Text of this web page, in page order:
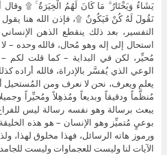
يَشَاءُ وَيَخْتَارُ ۗ مَا كَانَ لَهُمُ الْخِيَرَةُ ۚ ۩ وقال
نَقُولَ لَهُ كُنْ فَيَكُونُ ۩، فإذن الله هنا
التفسير، بعد ذلك ينقطع الذهن
استحال إلى إله وهو مُحال، فالله وحده –
مُحيِّر، لكن في البداية – كما قلت لكم –
الوعي الذي يُفسَّر بالإدراة، فالله أراده
يعلم ويعرف، نحن لا نعرف ومن المُستحيل
مُنظَّماً ودقيقاً وبديعاً ومُذهِلاً ومُحيِّراً
يبعث برسالة وهو نفسه رسالة ليس
بوعيٍ مُتميِّز وهو الإنسان – هو هذه
ورموز هاته الرسائل، فهذا مخلوق لهذا،
الآيات لنا وليست للعجماوات وليست